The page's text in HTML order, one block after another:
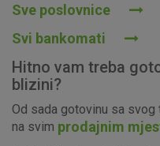
Sve poslovnice
Svi bankomati
Hitno vam treba
blizini?
Od sada gotovinu sa
na svim prodajnim
Ovi kolačići nužni su za
postavljaju kao odgovor
za uslugama, kao što su